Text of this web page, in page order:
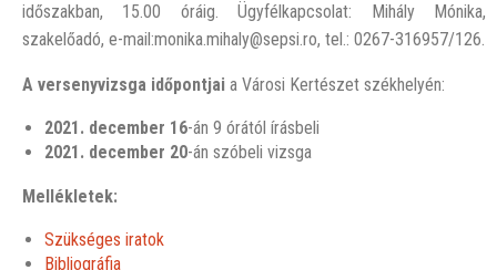
időszakban, 15.00 óráig. Ügyfélkapcsolat: Mihály Mónika,
szakelőadó, e-mail:monika.mihaly@sepsi.ro, tel.: 0267-316957/126.
A versenyvizsga időpontjai a Városi Kertészet székhelyén:
2021. december 16-án 9 órától írásbeli
2021. december 20-án szóbeli vizsga
Mellékletek:
Szükséges iratok
Bibliográfia